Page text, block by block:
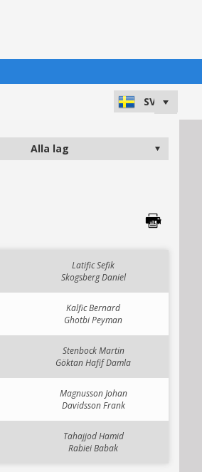
Latific Sefik
Skogsberg Daniel
Kalfic Bernard
Ghotbi Peyman
Stenbock Martin
Göktan Hafif Damla
Magnusson Johan
Davidsson Frank
Tahajjod Hamid
Rabiei Babak